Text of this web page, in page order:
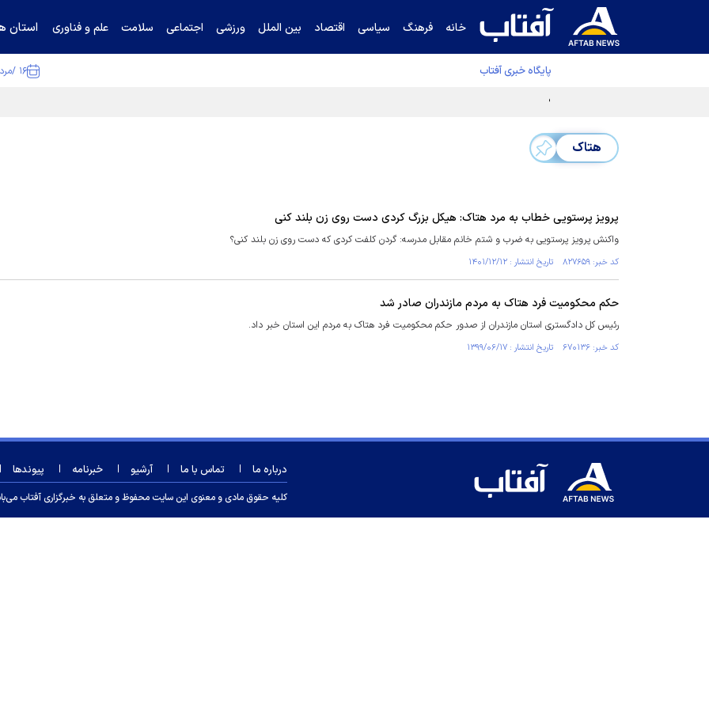
خانه فرهنگ سیاسی اقتصاد بین الملل ورزشی اجتماعی سلامت علم و فناوری استان
پایگاه خبری آفتاب ۱۶ /مرداد /۱۴۰۵
دفتر رهبر انقلاب ادعای خرازی درباره پزشکیان را تکذیب کرد
هتاک
پرویز پرستویی خطاب به مرد هتاک: هیکل بزرگ کردی دست روی زن بلند کنی
واکنش پرویز پرستویی به ضرب و شتم خانم مقابل مدرسه: گردن کلفت کردی که دست روی زن بلند کنی؟
کد خبر: ۸۲۷۶۵۹ تاریخ انتشار : ۱۴۰۱/۱۲/۱۲
حکم محکومیت فرد هتاک به مردم مازندران صادر شد
رئیس کل دادگستری استان مازندران از صدور حکم محکومیت فرد هتاک به مردم این استان خبر داد.
کد خبر: ۶۷۰۱۳۶ تاریخ انتشار : ۱۳۹۹/۰۶/۱۷
درباره ما تماس با ما آرشیو خبرنامه پیوندها
کلیه حقوق مادی و معنوی این سایت محفوظ و متعلق به خبرگزاری آفتاب